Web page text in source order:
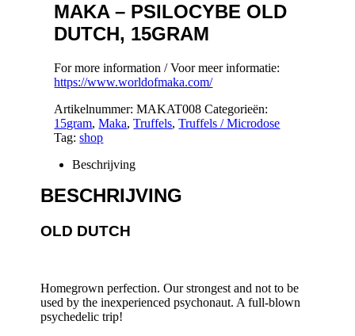
MAKA – PSILOCYBE OLD
DUTCH, 15GRAM
For more information / Voor meer informatie:
https://www.worldofmaka.com/
Artikelnummer:MAKAT008 Categorieën:
15gram,Maka,Truffels,Truffels / Microdose
Tag:shop
Beschrijving
BESCHRIJVING
OLD DUTCH
Homegrown perfection. Our strongest and not to be
used by the inexperienced psychonaut. A full-blown
psychedelic trip!